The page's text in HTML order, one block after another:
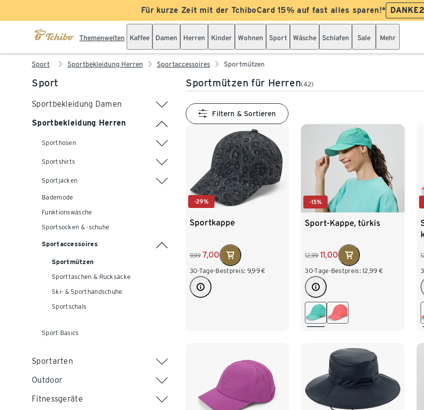
Für kurze Zeit mit der TchiboCard 15% auf fast alles sparen!*
Themenwelten Kaffee Damen Herren Kinder Wohnen Sport Wäsche Schlafen Sale Mehr
Sport Sportbekleidung Herren Sportaccessoires Sportmützen
Sport
Sportbekleidung Damen
Sportbekleidung Herren
Sporthosen
Sportshirts
Sportjacken
Bademode
Funktionswäsche
Sportsocken & -schuhe
Sportaccessoires
Sportmützen
Sporttaschen & Rucksäcke
Ski- & Sporthandschuhe
Sportschals
Sport Basics
Sportarten
Outdoor
Fitnessgeräte
Sportmützen für Herren(42)
Filtern & Sortieren
-29%
Sportkappe
9,99 7,00
30-Tage-Bestpreis: 9,99€
-15%
Sport-Kappe, türkis
12,99 11,00
30-Tage-Bestpreis: 12,99 €